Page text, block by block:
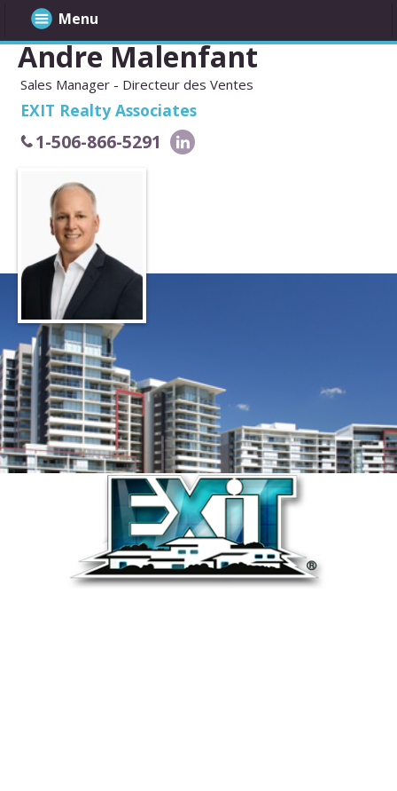
Andre Malenfant
Sales Manager - Directeur des Ventes
EXIT Realty Associates
1-506-866-5291
Menu